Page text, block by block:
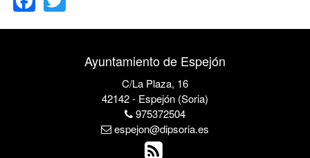
Ayuntamiento de Espejón
C/La Plaza, 16
42142 - Espejón (Soria)
975372504
espejon@dipsoria.es